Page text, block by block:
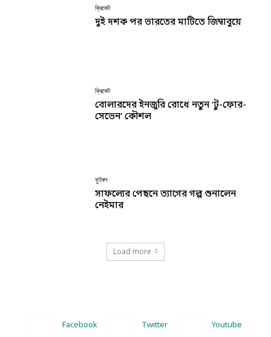
ক্রিকেট
দুই দশক পর ভারতের মাটিতে জিম্বাবুয়ে
ক্রিকেট
বোলারদের ইনজুরি রোধে নতুন ‘টু-ফোর-
সেভেন’ কৌশল
ফুটবল
সাফল্যের পেছনে ত্যাগের গল্প শুনালেন
নেইমার
Load more
Facebook Twitter Youtube